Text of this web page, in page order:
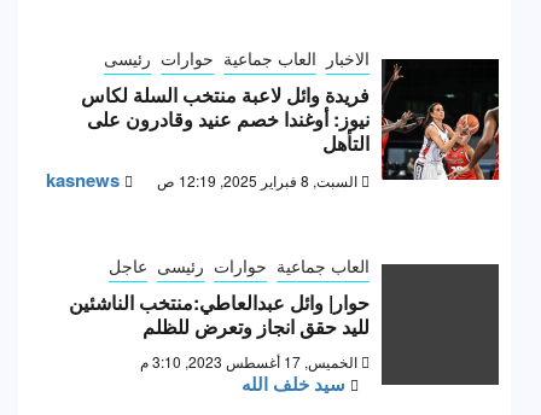
الاخبار العاب جماعية حوارات رئيسى
فريدة وائل لاعبة منتخب السلة لكاس
نيوز: أوغندا خصم عنيد وقادرون على
التأهل
السبت, 8 فبراير 2025, 12:19 ص kasnews
العاب جماعية حوارات رئيسى عاجل
حوار| وائل عبدالعاطي:منتخب الناشئين
لليد حقق انجاز وتعرض للظلم
الخميس, 17 أغسطس 2023, 3:10 م
سيد خلف الله